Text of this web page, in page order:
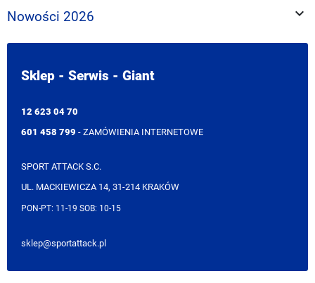
jakie zapewniają kontrolę nad rowerem.
Nowości 2026 
Sklep - Serwis - Giant
12 623 04 70
601 458 799 - ZAMÓWIENIA INTERNETOWE
SPORT ATTACK S.C.
UL. MACKIEWICZA 14, 31-214 KRAKÓW
PON-PT: 11-19 SOB: 10-15
sklep@sportattack.pl